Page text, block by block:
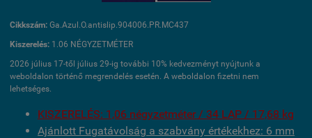
Cikkszám: Ga.Azul.O.antislip.904006.PR.MC437
Kiszerelés: 1.06 NÉGYZETMÉTER
2026 július 17-től július 29-ig további 10% kedvezményt nyújtunk a
weboldalon történő megrendelés esetén. A weboldalon fizetni nem
lehetséges.
KISZERELÉS: 1,06 négyzetméter / 34 LAP / 17,68 kg
Ajánlott Fugatávolság a szabvány értékekhez: 6 mm